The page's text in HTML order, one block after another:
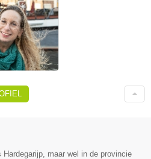
maar wel in de provincie